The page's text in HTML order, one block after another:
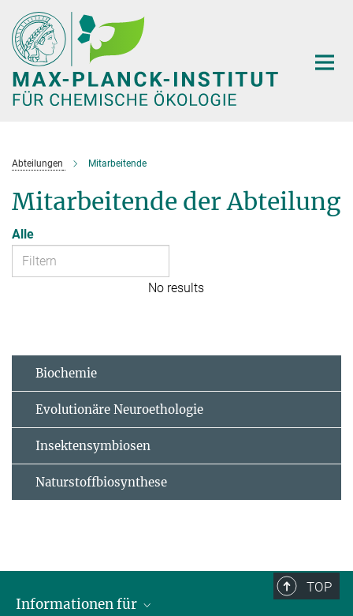
Hauptinhalt
Abteilungen Mitarbeitende
Mitarbeitende der Abteilung
Alle
No results
Biochemie
Evolutionäre Neuroethologie
Insektensymbiosen
Naturstoffbiosynthese
TOP
Informationen für